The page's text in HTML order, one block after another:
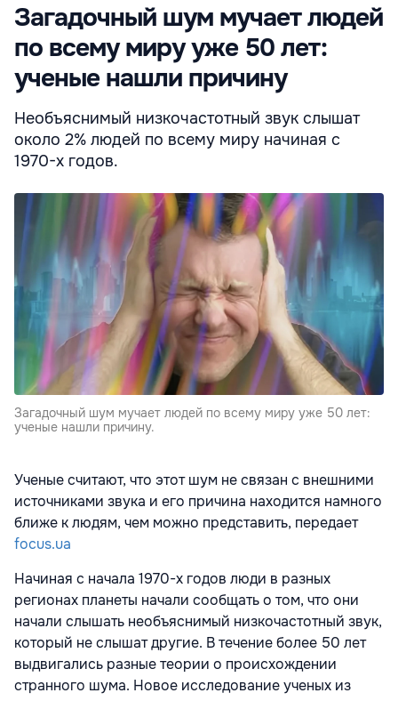
Загадочный шум мучает людей
по всему миру уже 50 лет:
ученые нашли причину
Необъяснимый низкочастотный звук слышат
около 2% людей по всему миру начиная с
1970-х годов.
Загадочный шум мучает людей по всему миру уже 50 лет:
ученые нашли причину.
Ученые считают, что этот шум не связан с внешними
источниками звука и его причина находится намного
ближе к людям, чем можно представить, передает
focus.ua
Начиная с начала 1970-х годов люди в разных
регионах планеты начали сообщать о том, что они
начали слышать необъяснимый низкочастотный звук,
который не слышат другие. В течение более 50 лет
выдвигались разные теории о происхождении
странного шума. Новое исследование ученых из